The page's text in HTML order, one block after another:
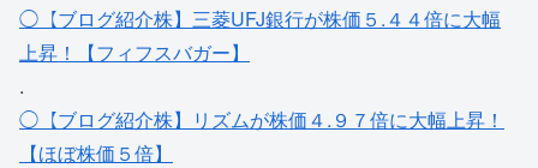
◯【ブログ紹介株】三菱UFJ銀行が株価５.４４倍に大幅
上昇！【フィフスバガー】
.
◯【ブログ紹介株】リズムが株価４.９７倍に大幅上昇！
【ほぼ株価５倍】